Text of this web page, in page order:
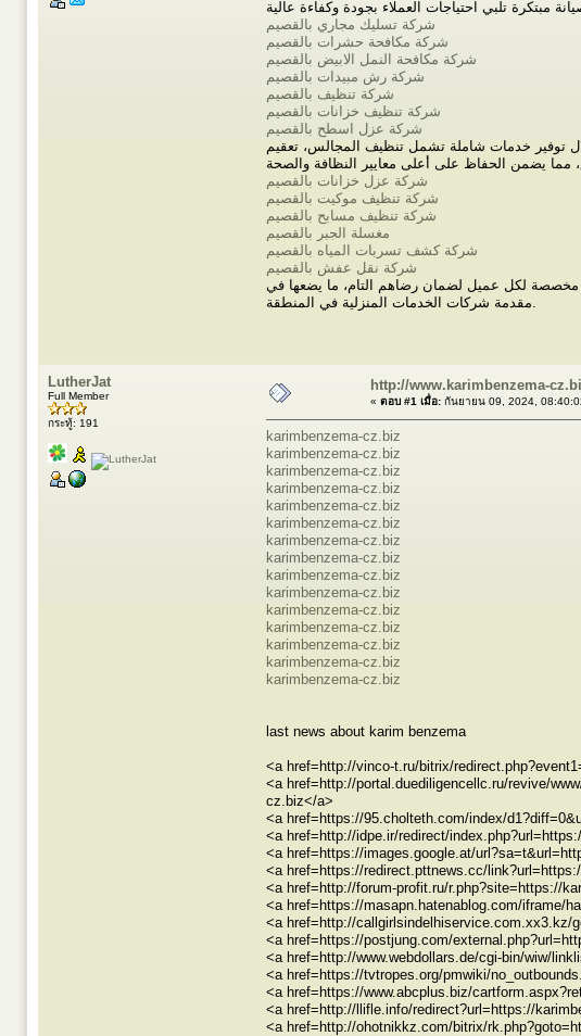
شركة تسليك مجاري بالقصيم
شركة مكافحة حشرات بالقصيم
شركة مكافحة النمل الابيض بالقصيم
شركة رش مبيدات بالقصيم
شركة تنظيف بالقصيم
شركة تنظيف خزانات بالقصيم
شركة عزل اسطح بالقصيم
توفير خدمات شاملة تشمل تنظيف المجالس، تعقيم
شركة عزل خزانات بالقصيم
شركة تنظيف موكيت بالقصيم
شركة تنظيف مسابح بالقصيم
مغسلة الجبر بالقصيم
شركة كشف تسربات المياه بالقصيم
شركة نقل عفش بالقصيم
مخصصة لكل عميل لضمان رضاهم التام، ما يضعها في
LutherJat
Full Member
กระทู้: 191
http://www.karimbenzema-
« ตอบ #1 เมื่อ: กันยายน 09, 2024,
karimbenzema-cz.biz
karimbenzema-cz.biz
karimbenzema-cz.biz
karimbenzema-cz.biz
karimbenzema-cz.biz
karimbenzema-cz.biz
karimbenzema-cz.biz
karimbenzema-cz.biz
karimbenzema-cz.biz
karimbenzema-cz.biz
karimbenzema-cz.biz
karimbenzema-cz.biz
karimbenzema-cz.biz
karimbenzema-cz.biz
karimbenzema-cz.biz
last news about karim benzema
<a href=http://vinco-t.ru/bitrix/
<a href=http://portal.duediligencellc.ru/revive/
cz.biz</a>
<a href=https://95.cholteth.com/index/
<a href=http://idpe.ir/redirect/
<a href=https://images.google.at/
<a href=https://redirect.pttnews.cc/
<a href=http://forum-profit.ru/r.php?site=https://
<a href=https://masapn.hatenablog.com/iframe/
<a href=http://callgirlsindelhiservice.com.xx3.kz/
<a href=https://postjung.com/
<a href=http://www.webdollars.de/cgi-bin/wiw/
<a href=https://tvtropes.org/pmwiki/
<a href=https://www.abcplus.biz/
<a href=http://llifle.info/redirect?url=https://
<a href=http://ohotnikkz.com/bitrix/